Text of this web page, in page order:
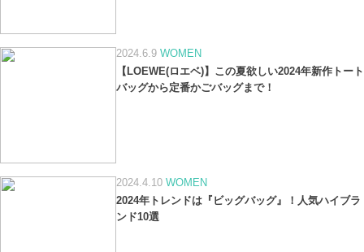
2024.6.9 WOMEN
【LOEWE(ロエベ)】この夏欲しい2024年新作トート
バッグから定番かごバッグまで！
2024.4.10 WOMEN
2024年トレンドは『ビッグバッグ』！人気ハイブラ
ンド10選